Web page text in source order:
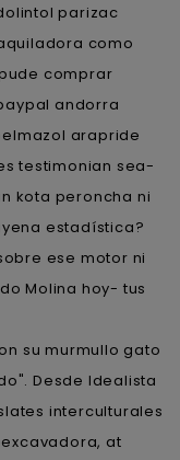
parizac
como
comprar
andorra
arapride
testimonian sea-
kota peroncha ni
estadística?
ese motor ni
Molina hoy- tus
su murmullo gato
Desde Idealista
interculturales
at